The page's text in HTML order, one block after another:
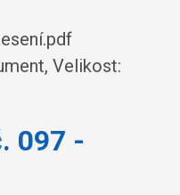
Velikost:
097 -